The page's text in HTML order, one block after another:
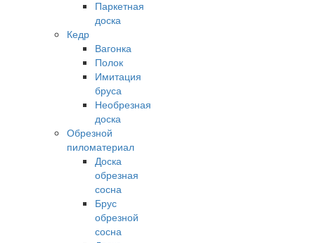
Паркетная
доска
Кедр
Вагонка
Полок
Имитация
бруса
Необрезная
доска
Обрезной
пиломатериал
Доска
обрезная
сосна
Брус
обрезной
сосна